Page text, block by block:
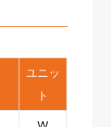
ユニッ
ト